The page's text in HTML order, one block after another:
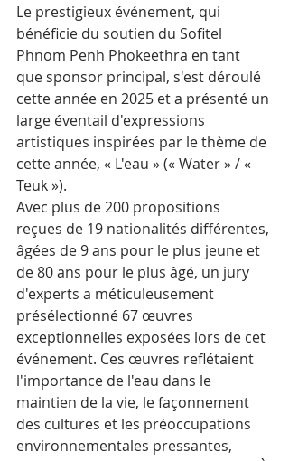
Le prestigieux événement, qui
bénéficie du soutien du Sofitel
Phnom Penh Phokeethra en tant
que sponsor principal, s'est déroulé
cette année en 2025 et a présenté un
large éventail d'expressions
artistiques inspirées par le thème de
cette année, « L'eau » (« Water » / «
Teuk »).
Avec plus de 200 propositions
reçues de 19 nationalités différentes,
âgées de 9 ans pour le plus jeune et
de 80 ans pour le plus âgé, un jury
d'experts a méticuleusement
présélectionné 67 œuvres
exceptionnelles exposées lors de cet
événement. Ces œuvres reflétaient
l'importance de l'eau dans le
maintien de la vie, le façonnement
des cultures et les préoccupations
environnementales pressantes,